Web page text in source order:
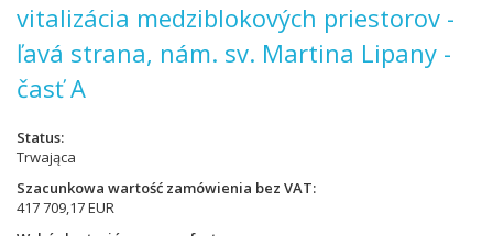
vitalizácia medziblokových priestorov -
ľavá strana, nám. sv. Martina Lipany -
časť A
Status
Trwająca
Szacunkowa wartość zamówienia bez VAT
417 709,17 EUR